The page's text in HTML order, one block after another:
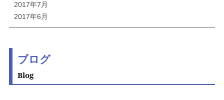
2017年7月
2017年6月
ブログ
Blog